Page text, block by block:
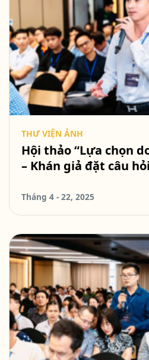
THƯ VIỆN ẢNH
Hội thảo “Lựa chọn
– Khán giả đặt câu hỏi
Tháng 4 - 22, 2025